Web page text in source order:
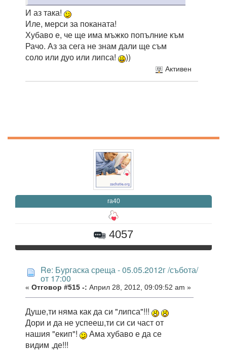
И аз така!
Иле, мерси за поканата!
Хубаво е, че ще има мъжко попълние към
Рачо. Аз за сега не знам дали ще съм
соло или дуо или липса!
))
Активен
ra40
4057
Re: Бургаска среща - 05.05.2012г /събота/
от 17:00
« Отговор #515 -: Април 28, 2012, 09:09:52 am »
Душе,ти няма как да си "липса"!!!
Дори и да не успееш,ти си си част от
нашия "екип"!
Ама хубаво е да се
видим ,де!!!